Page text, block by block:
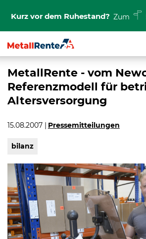
Kurz vor dem Ruhestand? Zum
MetallRente - vom
Referenzmodell für
Altersversorgung
15.08.2007 Pressemitteilungen
bilanz